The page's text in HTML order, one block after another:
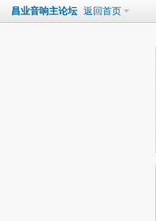
昌业音响主论坛 返回首页